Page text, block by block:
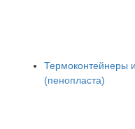
Термоконтейнеры
(пенопласта)